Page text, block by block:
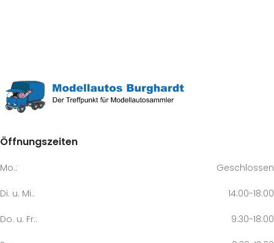
Öffnungszeiten
Mo.: Geschlossen
Di. u. Mi.: 14:00-18:00
Do. u. Fr.: 9:30-18:00